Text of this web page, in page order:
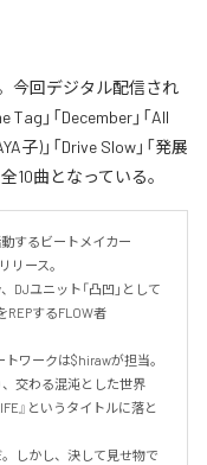
今回デジタル配信され
Tag」「December」「All
子)」「Drive Slow」「発展
10曲となっている。
するビートメイカー
リース。
ユニット「凸凹」として
REPするFLOW者
ワークは$hirawが担当。
交わる混沌とした世界
』というタイトルに落と
。しかし、決して見せ物で